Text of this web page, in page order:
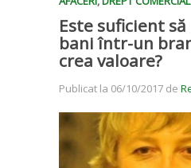
Este suficient
bani într-un
crea valoare?
Publicat la 06/10/2017 de